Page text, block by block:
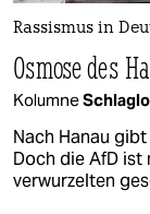
Rassismus in
Osmose des
Kolumne
Nach Hanau
Doch die AfD ist
verwurzelten